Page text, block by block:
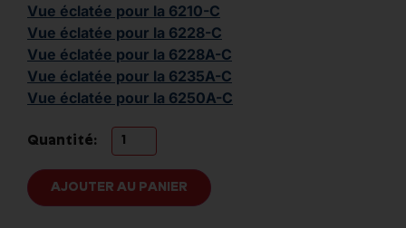
Vue éclatée pour la 6210-C
Vue éclatée pour la 6228-C
Vue éclatée pour la 6228A-C
Vue éclatée pour la 6235A-C
Vue éclatée pour la 6250A-C
Quantité:
AJOUTER AU PANIER